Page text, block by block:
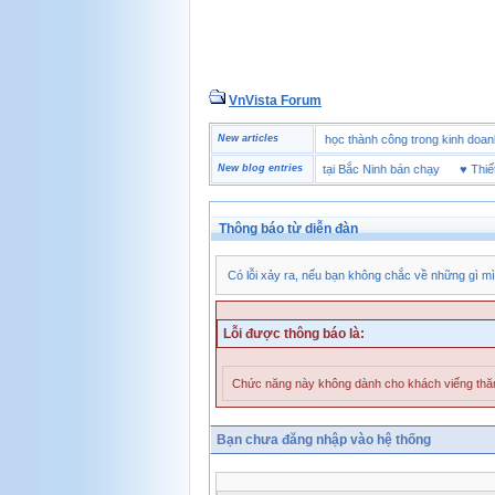
VnVista Forum
New articles
Một số câu hỏi phỏng vấn “đặc biệt” của Microsoft 4 bài học thành công trong kinh
New blog entries
Thương hiệu giày bảo hộ tại Bắc Ninh bán chạy♥ Thiết bị
Thông báo từ diễn đàn
Có lỗi xảy ra, nếu bạn không chắc về những gì
Lỗi được thông báo là:
Chức năng này không dành cho khách viếng
Bạn chưa đăng nhập vào hệ thống